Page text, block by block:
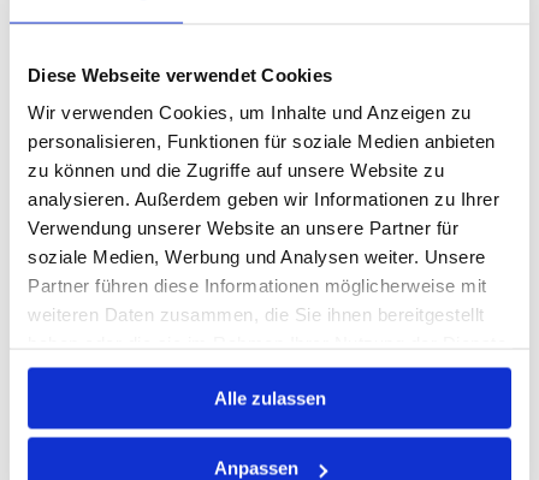
Diese Webseite verwendet Cookies
Wir verwenden Cookies, um Inhalte und Anzeigen zu
personalisieren, Funktionen für soziale Medien anbieten
zu können und die Zugriffe auf unsere Website zu
analysieren. Außerdem geben wir Informationen zu Ihrer
Verwendung unserer Website an unsere Partner für
soziale Medien, Werbung und Analysen weiter. Unsere
Partner führen diese Informationen möglicherweise mit
weiteren Daten zusammen, die Sie ihnen bereitgestellt
gesammelt haben.
Alle zulassen
Anpassen
Auf Lager
Lager anzeigen
PRODUKTBESCHREIBUNG
ALLE SPEZIFIKATIONEN